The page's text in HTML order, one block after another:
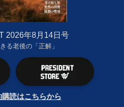
2026年8月14日号
る老後の「正解」
読はこちらから